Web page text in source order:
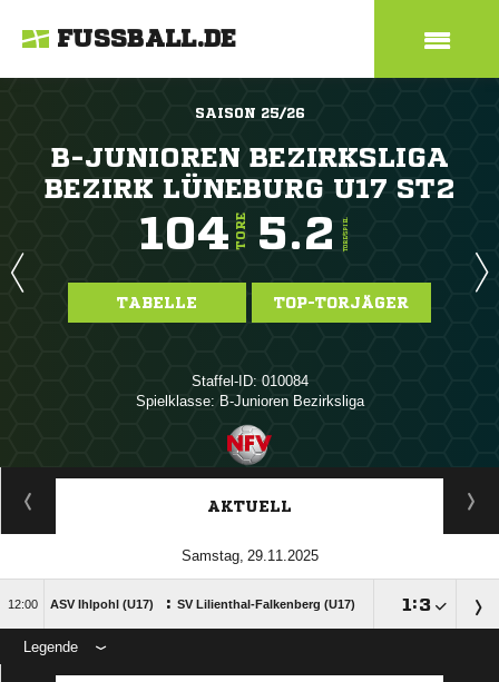
FUSSBALL.DE
SAISON 25/26
B-JUNIOREN BEZIRKSLIGA
BEZIRK LÜNEBURG U17 ST2
104 TORE 5.2 TORE/SPIEL
TABELLE TOP-TORJÄGER
Staffel-ID: 010084
Spielklasse: B-Junioren Bezirksliga
ANZEIGE
AKTUELL
 
 ASV Ihlpohl (U17) : SV Lilienthal-Falkenberg (U17)  :
Legende
ANZEIGE